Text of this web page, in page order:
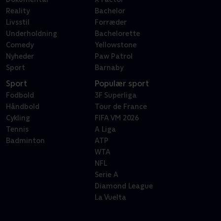
Reality
Livsstil
Underholdning
Comedy
Nyheder
Sport
Bachelor
Forræder
Bachelorette
Yellowstone
Paw Patrol
Barnaby
Sport
Fodbold
Håndbold
Cykling
Tennis
Badminton
Populær sport
3F Superliga
Tour de France
FIFA VM 2026
A Liga
ATP
WTA
NFL
Serie A
Diamond League
La Vuelta